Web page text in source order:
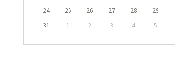
24
25 26 27 28 29
31
1 2 3 4 5